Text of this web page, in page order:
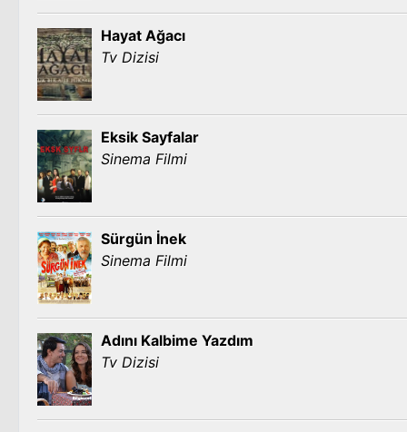
Hayat Ağacı
Tv Dizisi
Eksik Sayfalar
Sinema Filmi
Sürgün İnek
Sinema Filmi
Adını Kalbime Yazdım
Tv Dizisi